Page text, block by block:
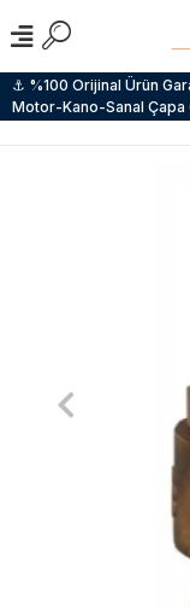
⚓ %100 Orijinal Ürün
Motor-Kano-Sanal Çapa